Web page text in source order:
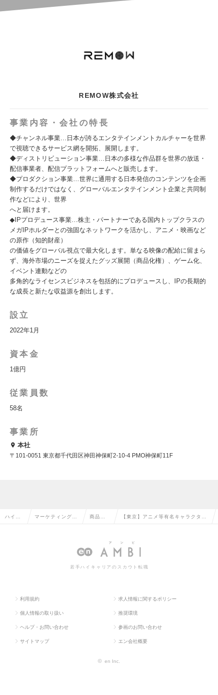
REMOW株式会社
事業内容・会社の特長
◆チャンネル事業…日本が誇るエンタテインメントカルチャーを世界
で視聴できるサービス網を開拓、展開します。
◆ディストリビューション事業…日本の多様な作品群を世界の放送・
配信事業者、配信プラットフォームへと販売します。
◆プロダクション事業…世界に通用する日本発信のコンテンツを企画
制作するだけではなく、グローバルエンタテインメント企業と共同制
作などにより、世界
へと届けます。
◆IPプロデュース事業…株主・パートナーである国内トップクラスの
メガIPホルダーとの強固なネットワークを活かし、アニメ・映画など
の原作（知的財産）
の価値をグローバル視点で最大化します。単なる映像の配給に留まら
ず、海外市場のニーズを捉えたグッズ展開（商品化権）、ゲーム化、
イベント連動などの
多角的なライセンスビジネスを包括的にプロデュースし、IPの長期的
な成長と新たな収益源を創出します。
設立
2022年1月
資本金
1億円
従業員数
58名
事業所
本社
〒101-0051 東京都千代田区神田神保町2-10-4 PMO神保町11F
ハイク マーケティング・ 商品企
発の転
【東京】アニメ等有名キャラクター
土日祝休の求人情報
若手ハイキャリアのスカウト転職
利用規約 求人情報に関するポリシー
個人情報の取り扱い 推奨環境
ヘルプ・お問い合わせ 参画のお問い合わせ
サイトマップ エン会社概要
© en Inc.